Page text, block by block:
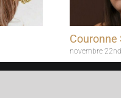
Couronne
novembre